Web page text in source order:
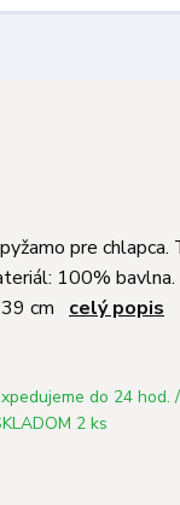
pre chlapca.
100%
cm celý popis
do 24 hod. /
2 ks